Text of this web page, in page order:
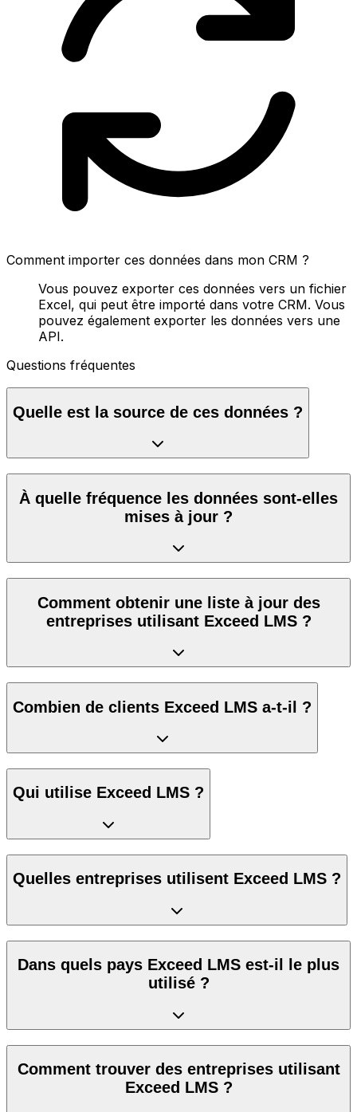
Comment importer ces données dans mon CRM ?
Vous pouvez exporter ces données vers un fichier
Excel, qui peut être importé dans votre CRM. Vous
pouvez également exporter les données vers une
API.
Questions fréquentes
Quelle est la source de ces données ?
À quelle fréquence les données sont-elles
mises à jour ?
Comment obtenir une liste à jour des
entreprises utilisant Exceed LMS ?
Combien de clients Exceed LMS a-t-il ?
Qui utilise Exceed LMS ?
Quelles entreprises utilisent Exceed LMS ?
Dans quels pays Exceed LMS est-il le plus
utilisé ?
Comment trouver des entreprises utilisant
Exceed LMS ?